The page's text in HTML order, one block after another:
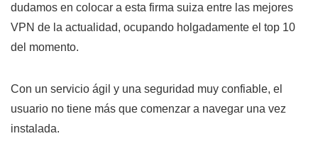
dudamos en colocar a esta firma suiza entre las mejores
VPN de la actualidad, ocupando holgadamente el top 10
del momento.
Con un servicio ágil y una seguridad muy confiable, el
usuario no tiene más que comenzar a navegar una vez
instalada.